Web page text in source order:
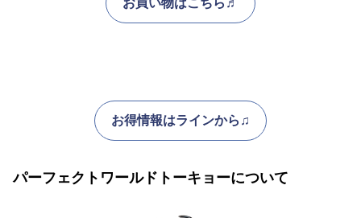
お買い物はこちら♬
お得情報はラインから♫
パーフェクトワールドトーキョーについて